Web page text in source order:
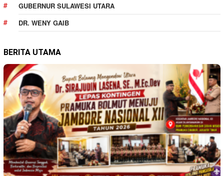
GUBERNUR SULAWESI UTARA
DR. WENY GAIB
BERITA UTAMA